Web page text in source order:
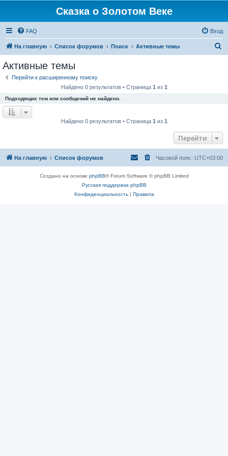
Сказка о Золотом Веке
FAQ Вход
На главную Список форумов Поиск Активные темы
Активные темы
Перейти к расширенному поиску
Найдено 0 результатов • Страница 1 из 1
Подходящих тем или сообщений не найдено.
Найдено 0 результатов • Страница 1 из 1
Перейти
На главную Список форумов Часовой пояс: UTC+03:00
Создано на основе phpBB® Forum Software © phpBB Limited
Русская поддержка phpBB
Конфиденциальность| Правила